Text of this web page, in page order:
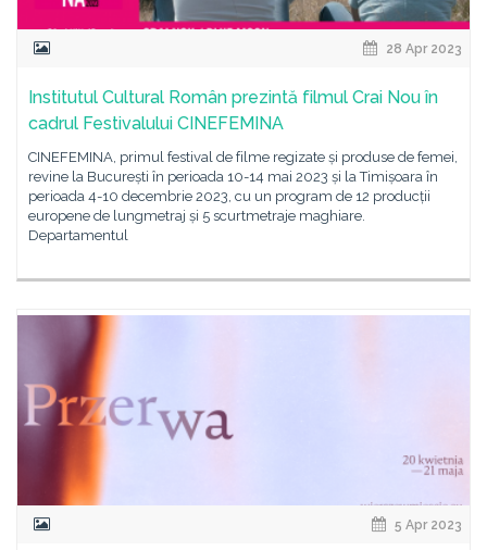
28 Apr 2023
Institutul Cultural Român prezintă filmul Crai Nou în
cadrul Festivalului CINEFEMINA
CINEFEMINA, primul festival de filme regizate și produse de femei,
revine la București în perioada 10-14 mai 2023 și la Timișoara în
perioada 4-10 decembrie 2023, cu un program de 12 producții
europene de lungmetraj și 5 scurtmetraje maghiare.
Departamentul
5 Apr 2023